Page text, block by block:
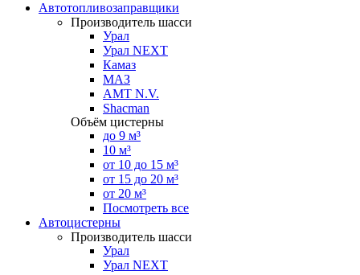
Автотопливозаправщики
Производитель шасси
Урал
Урал NEXT
Камаз
МАЗ
AMT N.V.
Shacman
Объём цистерны
до 9 м³
10 м³
от 10 до 15 м³
от 15 до 20 м³
от 20 м³
Посмотреть все
Автоцистерны
Производитель шасси
Урал
Урал NEXT